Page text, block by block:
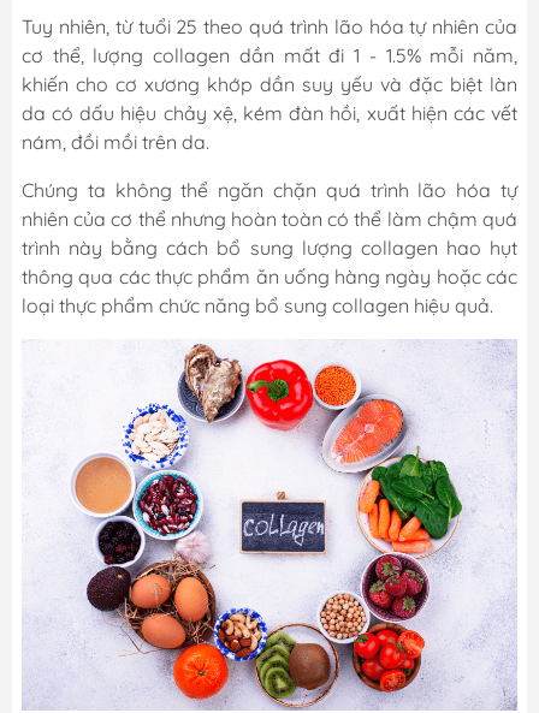
Tuy nhiên, từ tuổi 25 theo quá trình lão hóa tự nhiên của
cơ thể, lượng collagen dần mất đi 1 - 1.5% mỗi năm,
khiến cho cơ xương khớp dần suy yếu và đặc biệt làn
da có dấu hiệu chảy xệ, kém đàn hồi, xuất hiện các vết
nám, đồi mồi trên da.
Chúng ta không thể ngăn chặn quá trình lão hóa tự
nhiên của cơ thể nhưng hoàn toàn có thể làm chậm quá
trình này bằng cách bổ sung lượng collagen hao hụt
thông qua các thực phẩm ăn uống hàng ngày hoặc các
loại thực phẩm chức năng bổ sung collagen hiệu quả.